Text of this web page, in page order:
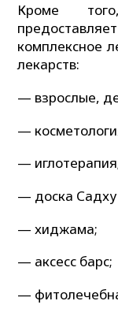
Кроме
комплексное
лекарств:
— взрослые,
—
—
— доска Садху
— хиджама;
— аксесс барс;
—